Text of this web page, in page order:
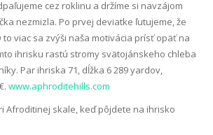
cez roklinu a držíme si navzájom
nezmizla. Po prvej deviatke ľutujeme, že
viac sa zvýši naša motivácia prísť opäť na
ihrisku rastú stromy svätojánskeho chleba
Par ihriska 71, dĺžka 6 289 yardov,
www.aphroditehills.com
Afroditinej skale, keď pôjdete na ihrisko